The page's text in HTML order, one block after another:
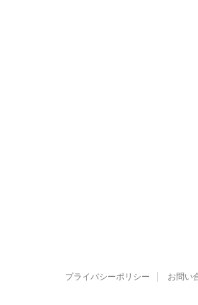
プライバシーポリシー お問い